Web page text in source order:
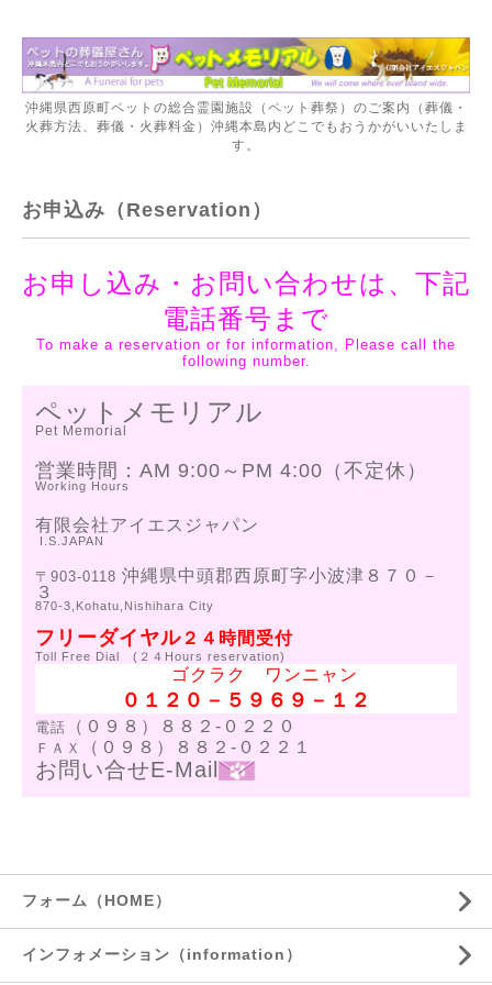
沖縄県西原町ペットの総合霊園施設（ペット葬祭）のご案内（葬儀・
火葬方法、葬儀・火葬料金）沖縄本島内どこでもおうかがいいたしま
す。
お申込み（Reservation）
お申し込み・お問い合わせは、下記
電話番号まで
To make a reservation or for information, Please call the
following number.
ペットメモリアル
Pet Memorial
営業時間：AM 9:00～PM 4:00（不定休）
Working Hours
有限会社アイエスジャパン
I.S.JAPAN
〒903-0118 沖縄県中頭郡西原町字小波津８７０－
３
870-3,Kohatu,Nishihara City
フリーダイヤル ２４時間受付
Toll Free Dial (２４Hours reservation)
ゴクラク ワンニャン
０１２０－５９６９－１２
電話 （０９８）８８２-０２２０
ＦＡＸ （０９８）８８２-０２２１
お問い合せE-Mail
フォーム（HOME）
インフォメーション（information）